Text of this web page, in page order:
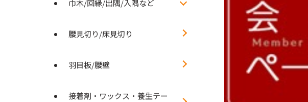
巾木/回縁/出隅/入隅など
腰見切り/床見切り
羽目板/腰壁
接着剤・ワックス・養生テー